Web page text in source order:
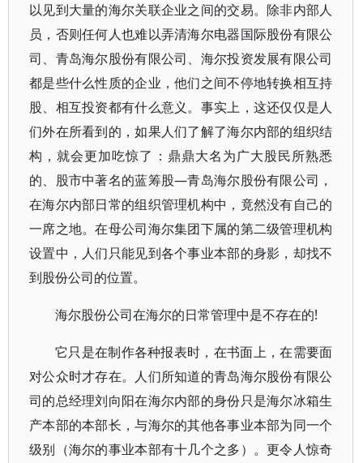
以见到大量的海尔关联企业之间的交易。除非内部人
员，否则任何人也难以弄清海尔电器国际股份有限公
司、青岛海尔股份有限公司、海尔投资发展有限公司
都是些什么性质的企业，他们之间不停地转换相互持
股、相互投资都有什么意义。事实上，这还仅仅是人
们外在所看到的，如果人们了解了海尔内部的组织结
构，就会更加吃惊了：鼎鼎大名为广大股民所熟悉
的、股市中著名的蓝筹股—青岛海尔股份有限公司，
在海尔内部日常的组织管理机构中，竟然没有自己的
一席之地。在母公司海尔集团下属的第二级管理机构
设置中，人们只能见到各个事业本部的身影，却找不
到股份公司的位置。
海尔股份公司在海尔的日常管理中是不存在的!
它只是在制作各种报表时，在书面上，在需要面
对公众时才存在。人们所知道的青岛海尔股份有限公
司的总经理刘向阳在海尔内部的身份只是海尔冰箱生
产本部的本部长，与海尔的其他各事业本部为同一个
级别（海尔的事业本部有十几个之多）。更令人惊奇